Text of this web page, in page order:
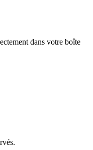
dans votre boîte